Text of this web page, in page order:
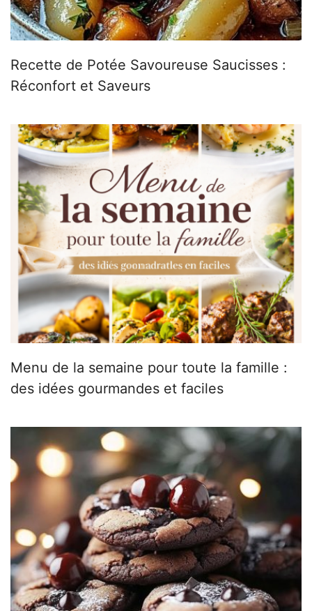
Recette de Potée Savoureuse Saucisses :
Réconfort et Saveurs
Menu de la semaine pour toute la famille :
des idées gourmandes et faciles